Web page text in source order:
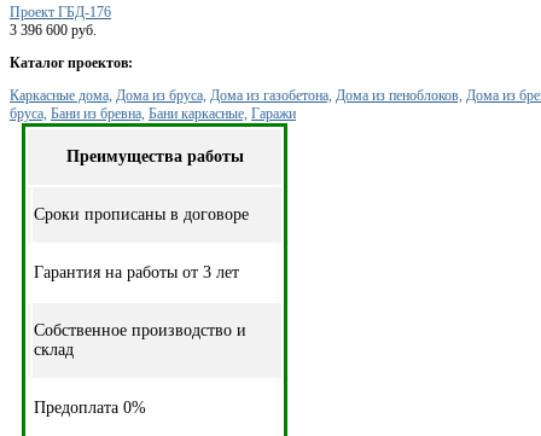
Проект ГБД-176
3 396 600 руб.
Каталог проектов:
Каркасные дома, Дома из бруса, Дома из газобетона, Дома из пеноблоков, Дома из
бруса, Бани из бревна, Бани каркасные, Гаражи
Преимущества работы
Cроки прописаны в договоре
Гарантия на работы от 3 лет
Собственное производство и
склад
Предоплата 0%